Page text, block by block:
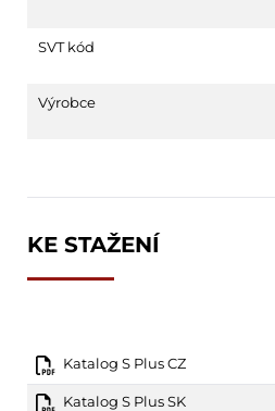
SVT kód
Výrobce
KE STAŽENÍ
Katalog S Plus CZ
Katalog S Plus SK